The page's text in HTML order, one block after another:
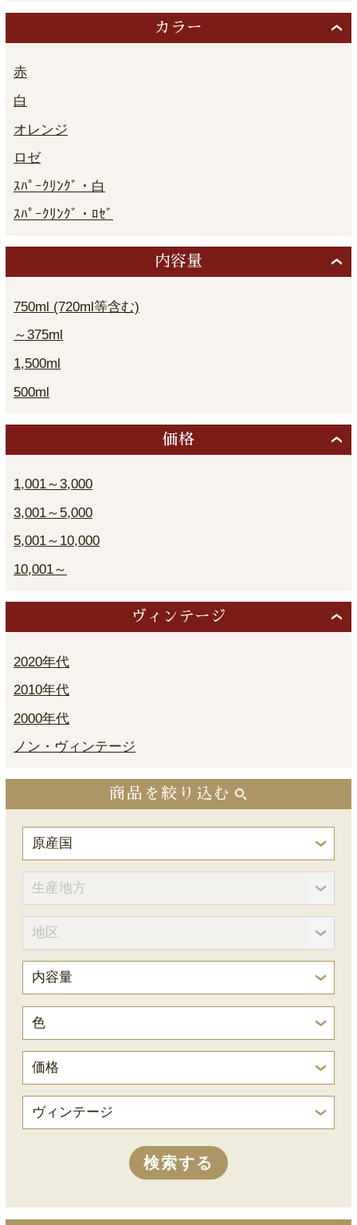
カラー
赤
白
オレンジ
ロゼ
ｽﾊﾟｰｸﾘﾝｸﾞ・白
ｽﾊﾟｰｸﾘﾝｸﾞ・ﾛｾﾞ
内容量
750ml (720ml等含む)
～375ml
1,500ml
500ml
価格
1,001～3,000
3,001～5,000
5,001～10,000
10,001～
ヴィンテージ
2020年代
2010年代
2000年代
ノン・ヴィンテージ
商品を絞り込む